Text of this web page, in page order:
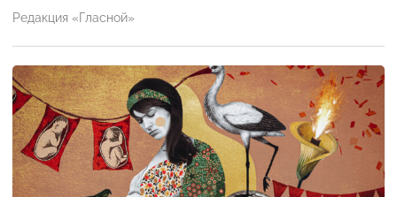
Редакция «Гласной»